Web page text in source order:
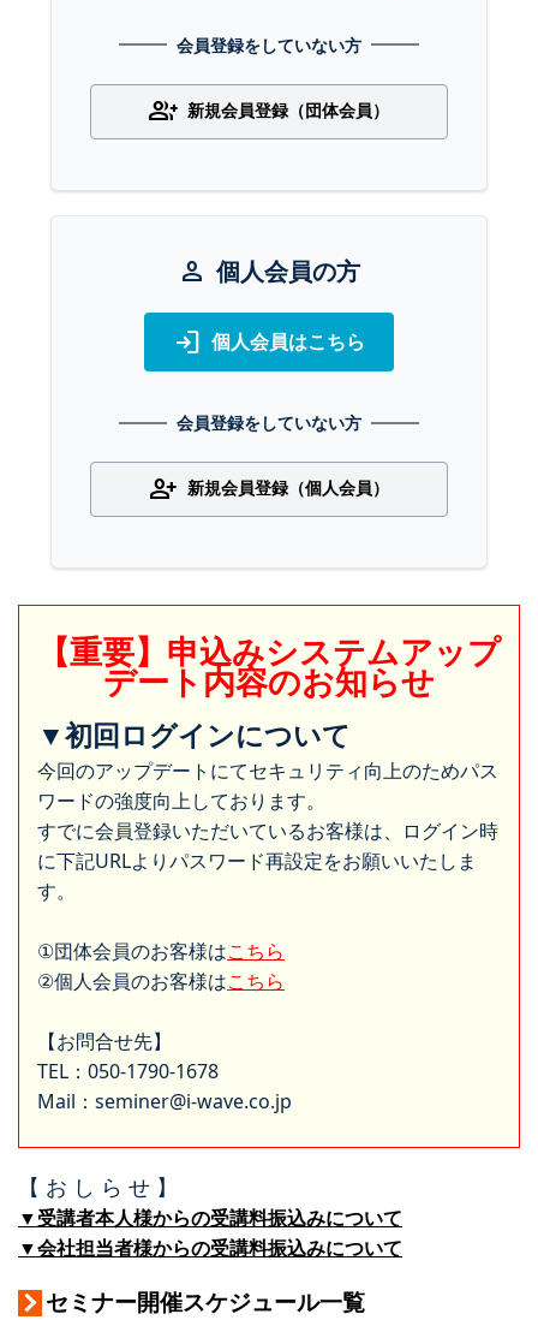
会員登録をしていない方
group_add 新規会員登録（団体会員）
person 個人会員の方
login 個人会員はこちら
会員登録をしていない方
person_add 新規会員登録（個人会員）
【重要】申込みシステムアップ
デート内容のお知らせ
▼初回ログインについて
今回のアップデートにてセキュリティ向上のためパス
ワードの強度向上しております。
すでに会員登録いただいているお客様は、ログイン時
に下記URLよりパスワード再設定をお願いいたしま
す。
①団体会員のお客様はこちら
②個人会員のお客様はこちら
【お問合せ先】
TEL：050-1790-1678
Mail：seminer@i-wave.co.jp
【 お し ら せ 】
▼受講者本人様からの受講料振込みについて
▼会社担当者様からの受講料振込みについて
セミナー開催スケジュール一覧